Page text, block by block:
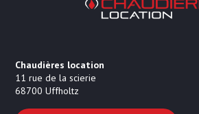
Chaudières location
11 rue de la scierie
68700 Uffholtz